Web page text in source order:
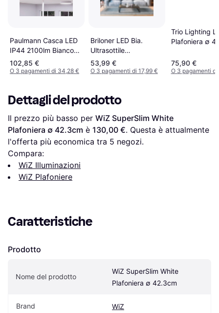
Paulmann Casca LED
IP44 2100lm Bianco
Plafoniera 40cm
102,85 €
O 3 pagamenti di 34,28 €
Briloner LED Bia.
Ultrasottile
119.5x29.5 cm
Plafoniera
53,99 €
O 3 pagamenti di 17,99 €
Trio Lighting
Plafoniera ∅
75,90 €
O 3 pagamenti
Dettagli del prodotto
Il prezzo più basso per WiZ SuperSlim White
Plafoniera ∅ 42.3cm è 130,00 €. Questa è attualmente
l'offerta più economica tra 5 negozi.
Compara:
WiZ Illuminazioni
WiZ Plafoniere
Caratteristiche
Prodotto
Nome del prodotto
WiZ SuperSlim White
Plafoniera ∅ 42.3cm
Brand WiZ